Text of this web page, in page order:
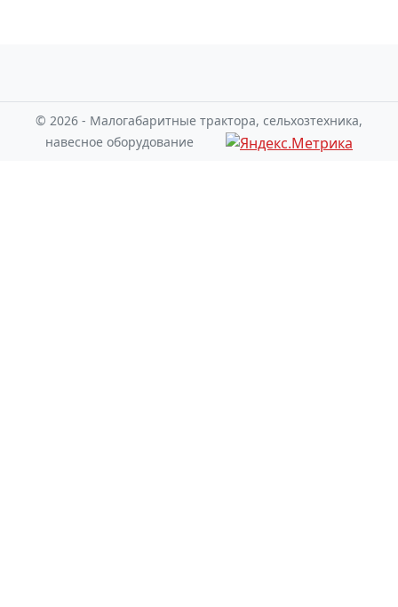
© 2026 - Малогабаритные трактора, сельхозтехника,
навесное оборудование